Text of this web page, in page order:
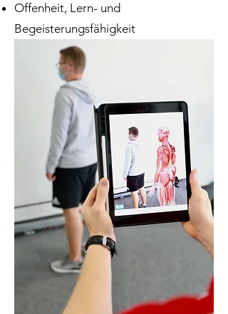
Offenheit, Lern- und
Begeisterungsfähigkeit